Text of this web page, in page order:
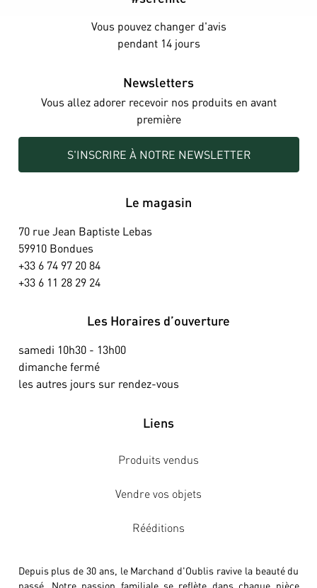
Vous pouvez changer d'avis
pendant 14 jours
Newsletters
Vous allez adorer recevoir nos produits en avant
première
S'INSCRIRE À NOTRE NEWSLETTER
Le magasin
70 rue Jean Baptiste Lebas
59910 Bondues
+33 6 74 97 20 84
+33 6 11 28 29 24
Les Horaires d’ouverture
samedi 10h30 - 13h00
dimanche fermé
les autres jours sur rendez-vous
Liens
Produits vendus
Vendre vos objets
Rééditions
Depuis plus de 30 ans, le Marchand d'Oublis ravive la beauté du
passé. Notre passion familiale se reflète dans chaque pièce